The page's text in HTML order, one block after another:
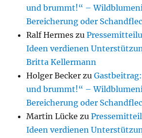
und brummt!“ –
Bereicherung oder
Ralf Hermes zu
Ideen verdienen
Britta Kellermann
Holger Becker zu
und brummt!“ –
Bereicherung oder
Martin Lücke zu
Ideen verdienen